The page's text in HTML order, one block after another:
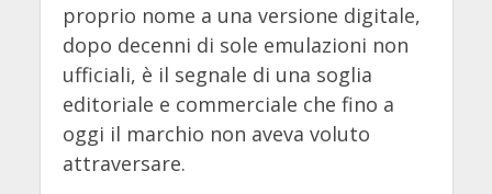
proprio nome a una versione digitale,
dopo decenni di sole emulazioni non
ufficiali, è il segnale di una soglia
editoriale e commerciale che fino a
oggi il marchio non aveva voluto
attraversare.